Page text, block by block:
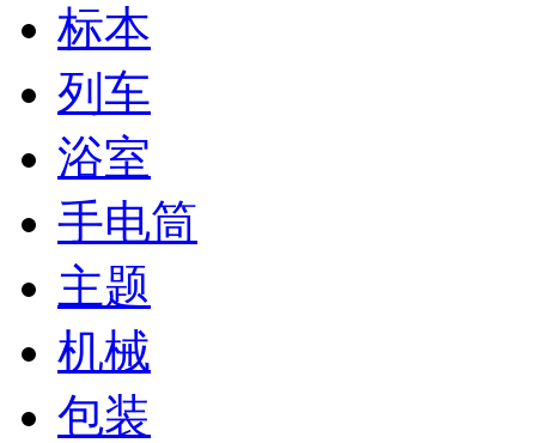
标本
列车
浴室
手电筒
主题
机械
包装